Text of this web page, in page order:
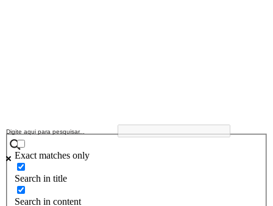
Exact matches only
Search in title
Search in content